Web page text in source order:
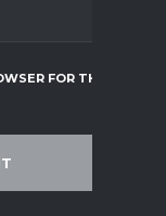
FOR THE